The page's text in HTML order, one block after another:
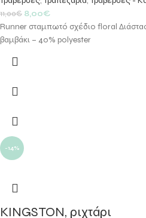
11,00€ 8,00€
Runner σταμπωτό σχέδιο floral
βαμβάκι – 40% polyester
-14%
KINGSTON, ριχτάρι